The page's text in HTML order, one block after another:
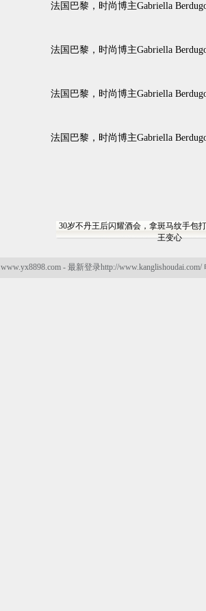
法国巴黎，时尚博主Gabriella
法国巴黎，时尚博主Gabriella
法国巴黎，时尚博主Gabriella
法国巴黎，时尚博主Gabriella
30岁不丹王后闪耀酒会，拿斑马纹手包
王变心
www.yx8898.com - 最新登录http://